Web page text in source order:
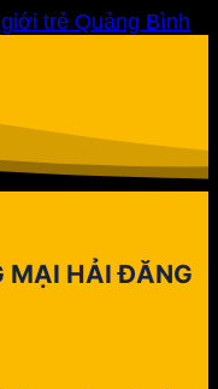
trẻ Quảng Bình
MẠI HẢI ĐĂNG